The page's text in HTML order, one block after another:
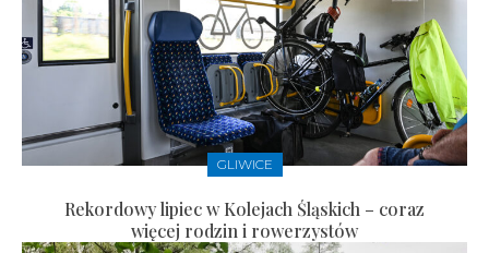
GLIWICE
Rekordowy lipiec w Kolejach Śląskich – coraz
więcej rodzin i rowerzystów